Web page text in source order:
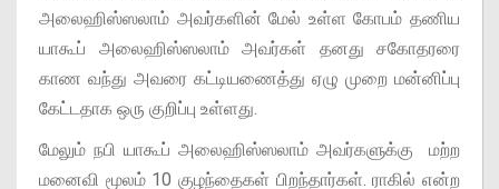
அலைஹிஸ்ஸலாம் அவர்களின் மேல் உள்ள கோபம் தணிய
யாகூப் அலைஹிஸ்ஸலாம் அவர்கள் தனது சகோதரரை
காண வந்து அவரை கட்டியணைத்து ஏழு முறை மன்னிப்பு
கேட்டதாக ஒரு குறிப்பு உள்ளது.
மேலும் நபி யாகூப் அலைஹிஸ்ஸலாம் அவர்களுக்கு மற்ற
மனைவி மூலம் 10 குழந்தைகள் பிறந்தார்கள். ராகில் என்ற